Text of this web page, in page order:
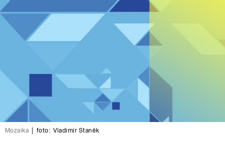
Mozaika foto: Vladimír Staněk